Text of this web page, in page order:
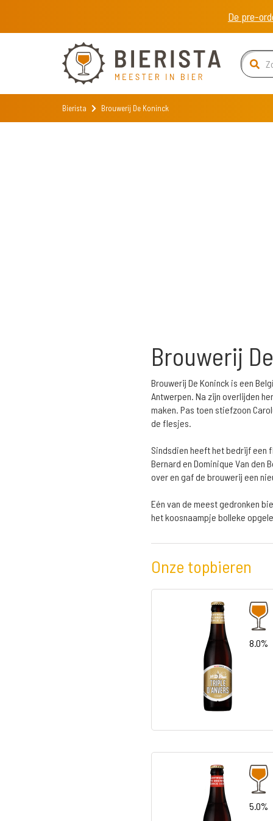
De pre-
Bierista Brouwerij De Koninck
Brouwerij
Brouwerij De Koninck is een
Antwerpen. Na zijn overlijden
maken. Pas toen stiefzoon
de flesjes.
Sindsdien heeft het bedrijf een
Bernard en Dominique Van den
over en gaf de brouwerij een
Eén van de meest gedronken
het koosnaampje bolleke
Onze topbieren
8.0%
5.0%